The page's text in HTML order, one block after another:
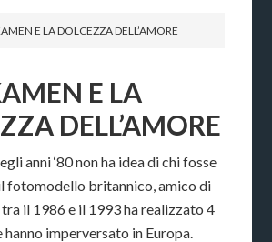
E LA DOLCEZZA DELL’AMORE
E LA
DELL’AMORE
anni ‘80 non ha idea di chi fosse
fotomodello britannico, amico di
il 1986 e il 1993 ha realizzato 4
imperversato in Europa.